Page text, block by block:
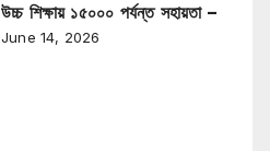
উচ্চ শিক্ষায় ১৫০০০ পর্যন্ত সহায়তা –
June 14, 2026